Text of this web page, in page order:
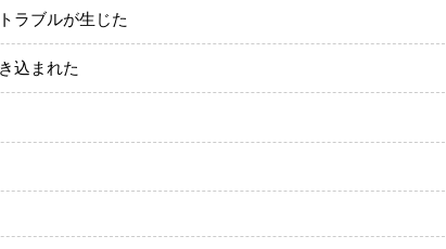
ラブルが生じた
込まれた